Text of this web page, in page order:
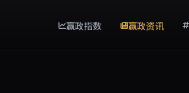
赢政指数 赢政资讯